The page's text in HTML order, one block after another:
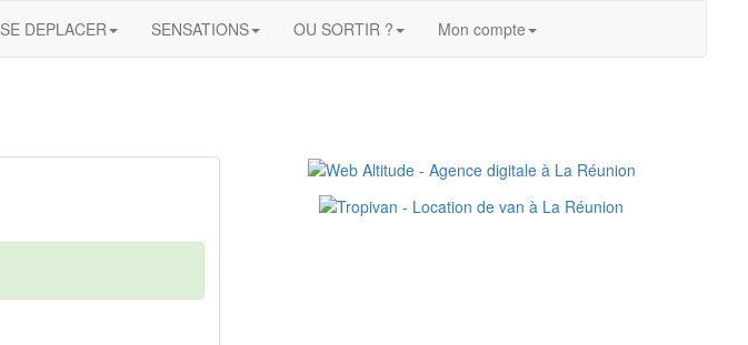
SE DEPLACER SENSATIONS OU SORTIR ? Mon compte